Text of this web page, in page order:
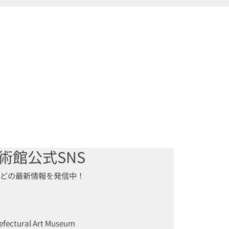
館公式SNS
の最新情報を発信中！
Art Museum